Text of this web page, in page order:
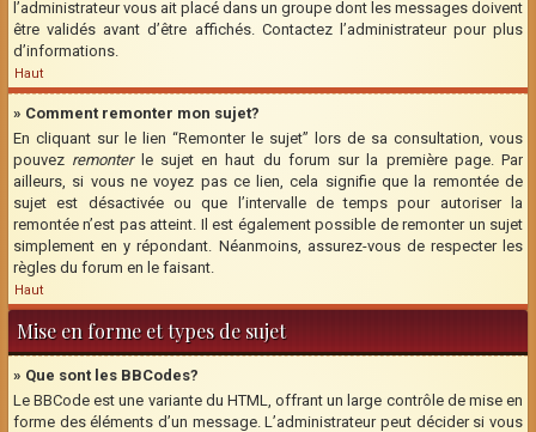
l’administrateur vous ait placé dans un groupe dont les messages doivent
être validés avant d’être affichés. Contactez l’administrateur pour plus
d’informations.
Haut
» Comment remonter mon sujet?
En cliquant sur le lien “Remonter le sujet” lors de sa consultation, vous
pouvez remonterle sujet en haut du forum sur la première page. Par
ailleurs, si vous ne voyez pas ce lien, cela signifie que la remontée de
sujet est désactivée ou que l’intervalle de temps pour autoriser la
remontée n’est pas atteint. Il est également possible de remonter un sujet
simplement en y répondant. Néanmoins, assurez-vous de respecter les
règles du forum en le faisant.
Haut
Mise en forme et types de sujet
» Que sont les BBCodes?
Le BBCode est une variante du HTML, offrant un large contrôle de mise en
forme des éléments d’un message. L’administrateur peut décider si vous